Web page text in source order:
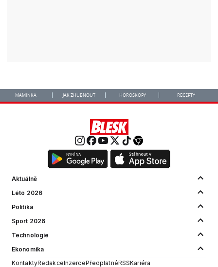
MAMINKA JAK ZHUBNOUT HOROSKOPY RECEPTY
Aktuálně
Léto 2026
Politika
Sport 2026
Technologie
Ekonomika
KontaktyRedakceInzercePředplatnéRSSKariéra